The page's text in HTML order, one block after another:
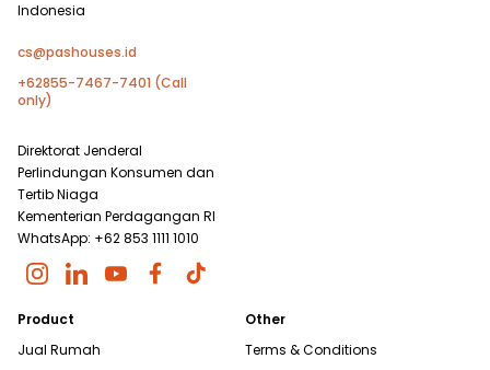
Indonesia
cs@pashouses.id
+62855-7467-7401 (Call
only)
Direktorat Jenderal
Perlindungan Konsumen dan
Tertib Niaga
Kementerian Perdagangan RI
WhatsApp: +62 853 1111 1010
Product
Jual Rumah
Other
Terms & Conditions